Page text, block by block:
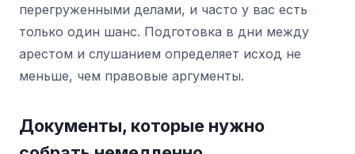
перегруженными делами, и часто у вас есть
только один шанс. Подготовка в дни между
арестом и слушанием определяет исход не
меньше, чем правовые аргументы.
Документы, которые нужно